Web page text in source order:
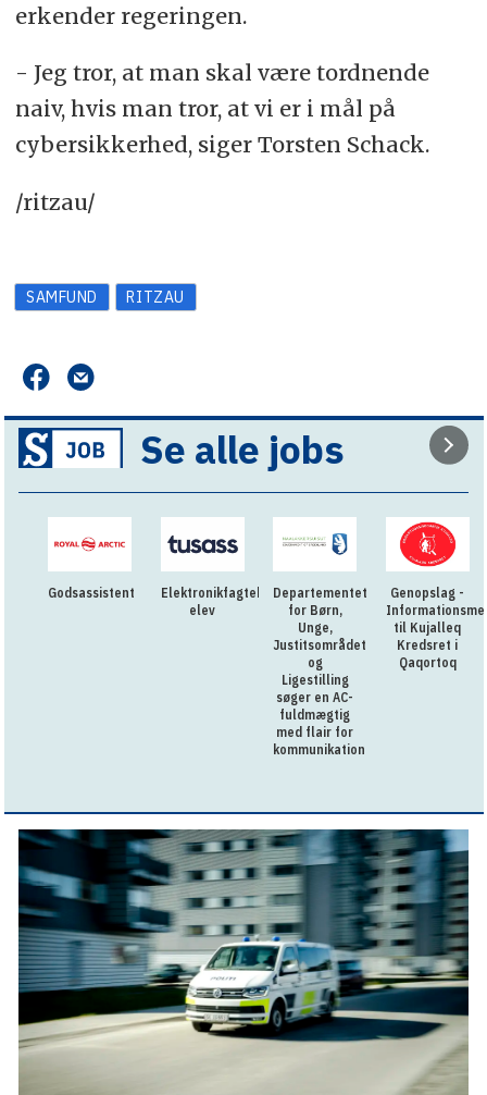
erkender regeringen.
- Jeg tror, at man skal være tordnende
naiv, hvis man tror, at vi er i mål på
cybersikkerhed, siger Torsten Schack.
/ritzau/
SAMFUND RITZAU
Se alle jobs
Godsassistent
Elektronikfagtekniker
elev
Departementet
for Børn,
Unge,
Justitsområdet
og
Ligestilling
søger en AC-
fuldmægtig
med flair for
kommunikation
Genopslag -
til Kujalleq
Kredsret i
Qaqortoq